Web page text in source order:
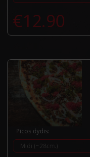
€12.90
Picos dydis: